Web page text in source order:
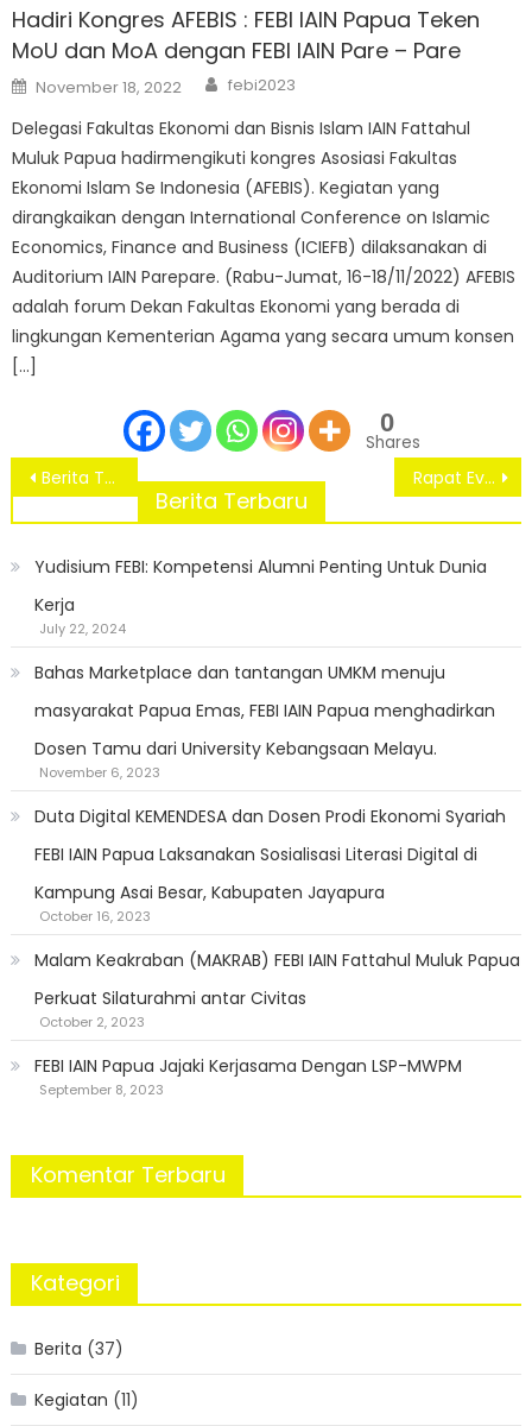
Hadiri Kongres AFEBIS : FEBI IAIN Papua Teken
MoU dan MoA dengan FEBI IAIN Pare – Pare
Posted
on
November 18, 2022 Author
febi2023
Delegasi Fakultas Ekonomi dan Bisnis Islam IAIN Fattahul
Muluk Papua hadirmengikuti kongres Asosiasi Fakultas
Ekonomi Islam Se Indonesia (AFEBIS). Kegiatan yang
dirangkaikan dengan International Conference on Islamic
Economics, Finance and Business (ICIEFB) dilaksanakan di
Auditorium IAIN Parepare. (Rabu-Jumat, 16-18/11/2022) AFEBIS
adalah forum Dekan Fakultas Ekonomi yang berada di
lingkungan Kementerian Agama yang secara umum konsen
[…]
0
Shares
Post
navigation
Berita Terkini: “Dosen FEBI IAIN Fattahul Muluk Mewarnai Seminar Ekonomi Syariah DIES FEB ke-30 UNCEN” Rapat Evaluasi dan Monitoring Perkuliahan Semester Genap T.A. 2023/2024: FEBI Dorong Kualitas Pembelajaran Mahasiswa
Berita Terbaru
Yudisium FEBI: Kompetensi Alumni Penting Untuk Dunia
Kerja
July 22, 2024
Bahas Marketplace dan tantangan UMKM menuju
masyarakat Papua Emas, FEBI IAIN Papua menghadirkan
Dosen Tamu dari University Kebangsaan Melayu.
November 6, 2023
Duta Digital KEMENDESA dan Dosen Prodi Ekonomi Syariah
FEBI IAIN Papua Laksanakan Sosialisasi Literasi Digital di
Kampung Asai Besar, Kabupaten Jayapura
October 16, 2023
Malam Keakraban (MAKRAB) FEBI IAIN Fattahul Muluk Papua
Perkuat Silaturahmi antar Civitas
October 2, 2023
FEBI IAIN Papua Jajaki Kerjasama Dengan LSP-MWPM
September 8, 2023
Komentar Terbaru
Kategori
Berita (37)
Kegiatan (11)